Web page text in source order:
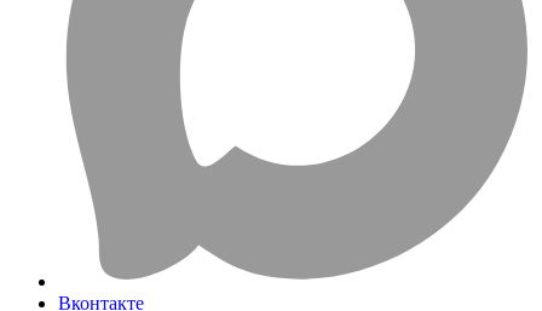
Вконтакте